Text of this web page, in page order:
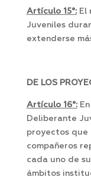
Artículo 15°:El
Juveniles
extenderse
DE LOS
Artículo 16°:En
Deliberante
proyectos que
compañeros
cada uno de
ámbitos